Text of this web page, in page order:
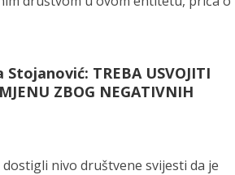
TREBA USVOJITI
ZBOG NEGATIVNIH
nivo društvene svijesti da je